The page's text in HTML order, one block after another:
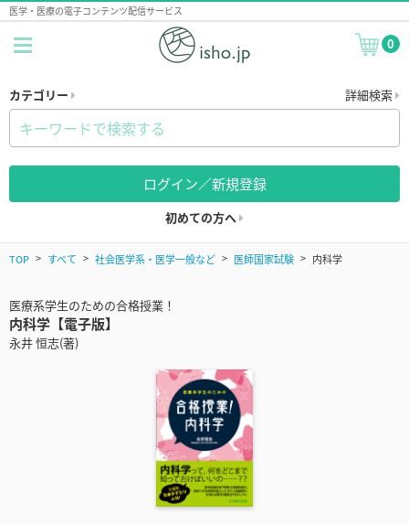
医学・医療の電子コンテンツ配信サービス
0
カテゴリー 詳細検索
ログイン／新規登録
初めての方へ
TOP すべて 社会医学系・医学一般など 医師国家試験 内科学
医療系学生のための合格授業！
内科学【電子版】
永井 恒志(著)